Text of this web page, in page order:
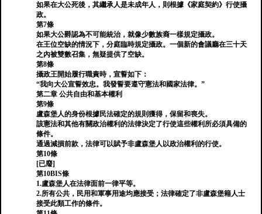
如果在大公死後，其繼承人是未成年人，則根據《家庭契約》行使攝
政。
第7條
如果大公爵認為不可能統治，就像少數族裔一樣規定攝政。
在王位空缺的情況下，分庭臨時規定攝政。一個新的會議廳在三十天
之內被雙數召集，無疑提供了空缺。
第8條
攝政王開始履行職責時，宣誓如下：
“我向大公宣誓效忠。我發誓要遵守憲法和國家法律。”
第二章 公共自由和基本權利
第9條
盧森堡人的身份根據民法確定的規則獲得，保留和喪失。
該憲法和其他有關政治權利的法律決定了行使這些權利所必須具備的
條件。
通過減損前款，法律可以賦予非盧森堡人以政治權利的行使。
第10條
[已廢]
第10BIS條
1.盧森堡人在法律面前一律平等。
2.所有公共，民用和軍事用途均應接受；法律確定了非盧森堡籍人士
接受此類工作的條件。